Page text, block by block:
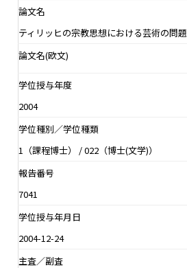
論文名
ティリッヒの宗教思想における芸術の問題
論文名(欧文)
学位授与年度
2004
学位種別／学位種類
1（課程博士） / 022（博士(文学)）
報告番号
7041
学位授与年月日
2004-12-24
主査／副査